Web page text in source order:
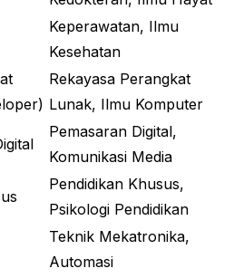
Keperawatan, Ilmu
Kesehatan
Rekayasa Perangkat
Lunak, Ilmu Komputer
Pemasaran Digital,
Komunikasi Media
Pendidikan Khusus,
Psikologi Pendidikan
Teknik Mekatronika,
Automasi